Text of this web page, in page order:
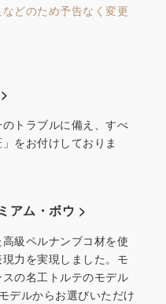
どのため予告なく変更
トラブルに備え、すべ
をお付けしておりま
アム・ボウ >
級ペルナンブコ材を使
力を実現しました。モ
の名工トルテのモデル
デルからお選びいただけ